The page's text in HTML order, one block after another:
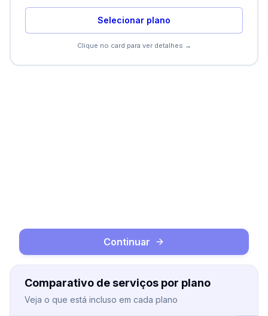
Selecionar plano
Clique no card para ver detalhes →
Contratar agora
Continuar
Comparativo de serviços por plano
Veja o que está incluso em cada plano